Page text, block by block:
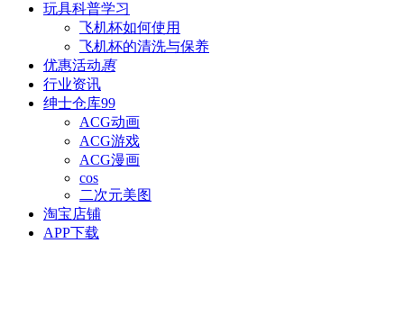
玩具科普学习
飞机杯如何使用
飞机杯的清洗与保养
优惠活动惠
行业资讯
绅士仓库99
ACG动画
ACG游戏
ACG漫画
cos
二次元美图
淘宝店铺
APP下载